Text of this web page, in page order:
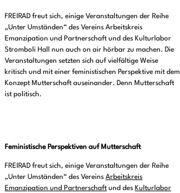
FREIRAD freut sich, einige Veranstaltungen der Reihe
„Unter Umständen“ des Vereins Arbeitskreis
Emanzipation und Partnerschaft und des Kulturlabor
Stromboli Hall nun auch on air hörbar zu machen. Die
Veranstaltungen setzten sich auf vielfältige Weise
kritisch und mit einer feministischen Perspektive mit dem
Konzept Mutterschaft auseinander. Denn Mutterschaft
ist politisch.
Feministische Perspektiven auf Mutterschaft
FREIRAD freut sich, einige Veranstaltungen der Reihe
„Unter Umständen“ des Vereins Arbeitskreis
Emanzipation und Partnerschaft und des Kulturlabor